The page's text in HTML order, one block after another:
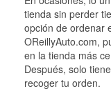
tienda sin perder
opción de ordenar
OReillyAuto.com,
en la tienda más
Después, solo
recoger tu orden.